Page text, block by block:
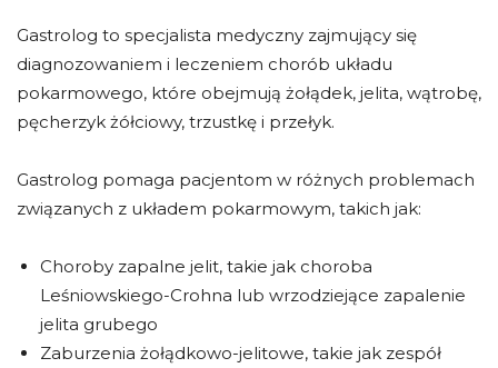
Gastrolog to specjalista medyczny zajmujący się
diagnozowaniem i leczeniem chorób układu
pokarmowego, które obejmują żołądek, jelita, wątrobę,
pęcherzyk żółciowy, trzustkę i przełyk.
Gastrolog pomaga pacjentom w różnych problemach
związanych z układem pokarmowym, takich jak:
Choroby zapalne jelit, takie jak choroba
Leśniowskiego-Crohna lub wrzodziejące zapalenie
jelita grubego
Zaburzenia żołądkowo-jelitowe, takie jak zespół